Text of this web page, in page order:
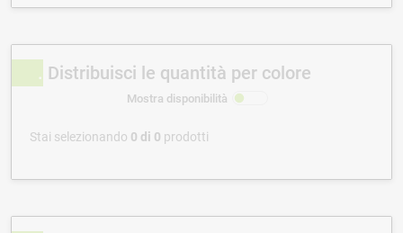
Distribuisci le quantità per colore
Mostra disponibilità
Stai selezionando 0 di 0 prodotti